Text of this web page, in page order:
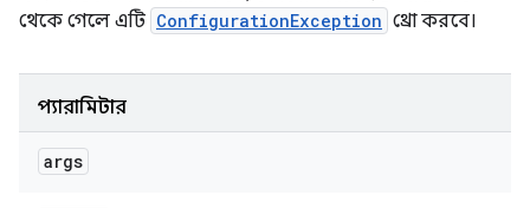
থেকে গেলে এটি ConfigurationException থ্রো করবে।
প্যারামিটার
args